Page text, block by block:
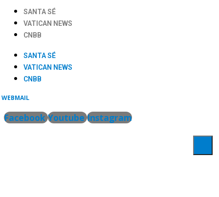
SANTA SÉ
VATICAN NEWS
CNBB
SANTA SÉ
VATICAN NEWS
CNBB
WEBMAIL
Facebook Youtube Instagram